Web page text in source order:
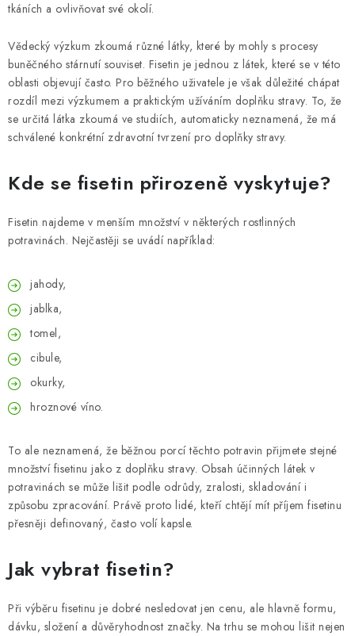
tkáních a ovlivňovat své okolí.
Vědecký výzkum zkoumá různé látky, které by mohly s procesy
buněčného stárnutí souviset. Fisetin je jednou z látek, které se v této
oblasti objevují často. Pro běžného uživatele je však důležité chápat
rozdíl mezi výzkumem a praktickým užíváním doplňku stravy. To, že
se určitá látka zkoumá ve studiích, automaticky neznamená, že má
schválené konkrétní zdravotní tvrzení pro doplňky stravy.
Kde se fisetin přirozeně vyskytuje?
Fisetin najdeme v menším množství v některých rostlinných
potravinách. Nejčastěji se uvádí například:
jahody,
jablka,
tomel,
cibule,
okurky,
hroznové víno.
To ale neznamená, že běžnou porcí těchto potravin přijmete stejné
množství fisetinu jako z doplňku stravy. Obsah účinných látek v
potravinách se může lišit podle odrůdy, zralosti, skladování i
způsobu zpracování. Právě proto lidé, kteří chtějí mít příjem fisetinu
přesněji definovaný, často volí kapsle.
Jak vybrat fisetin?
Při výběru fisetinu je dobré nesledovat jen cenu, ale hlavně formu,
dávku, složení a důvěryhodnost značky. Na trhu se mohou lišit nejen